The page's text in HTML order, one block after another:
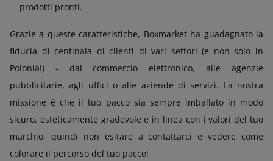
prodotti pronti.
Grazie a queste caratteristiche, Boxmarket ha guadagnato la
fiducia di centinaia di clienti di vari settori (e non solo in
Polonia!) - dal commercio elettronico, alle agenzie
pubblicitarie, agli uffici o alle aziende di servizi. La nostra
missione è che il tuo pacco sia sempre imballato in modo
sicuro, esteticamente gradevole e in linea con i valori del tuo
marchio, quindi non esitare a contattarci e vedere come
colorare il percorso del tuo pacco!